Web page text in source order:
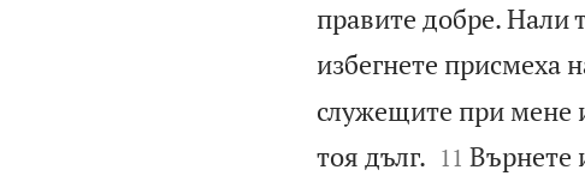
правите добре. Нали
избегнете присмеха
служещите при мене
тоя дълг.
11 Върнете